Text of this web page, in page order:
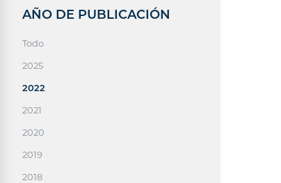
AÑO DE PUBLICACIÓN
Todo
2025
2022
2021
2020
2019
2018